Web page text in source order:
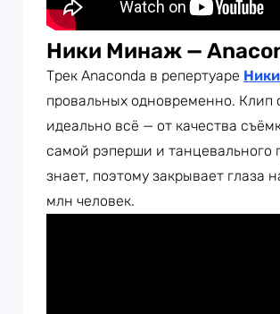
Ники Минаж —
Трек Anaconda в репертуаре
провальных одновременно. Клип
идеально всё — от качества
самой рэперши и танцевального
знает, поэтому закрывает глаза
млн человек.